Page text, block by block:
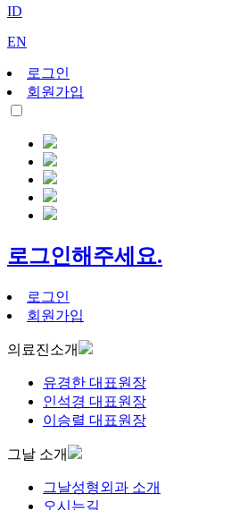
ID
EN
로그인
회원가입
로그인해주세요.
로그인
회원가입
의료진소개
유경한 대표원장
인석경 대표원장
이승렬 대표원장
그날 소개
그날성형외과 소개
오시는길